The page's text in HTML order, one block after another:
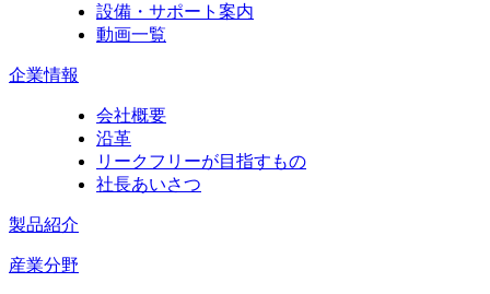
設備・サポート案内
動画一覧
企業情報
会社概要
沿革
リークフリーが目指すもの
社長あいさつ
製品紹介
産業分野